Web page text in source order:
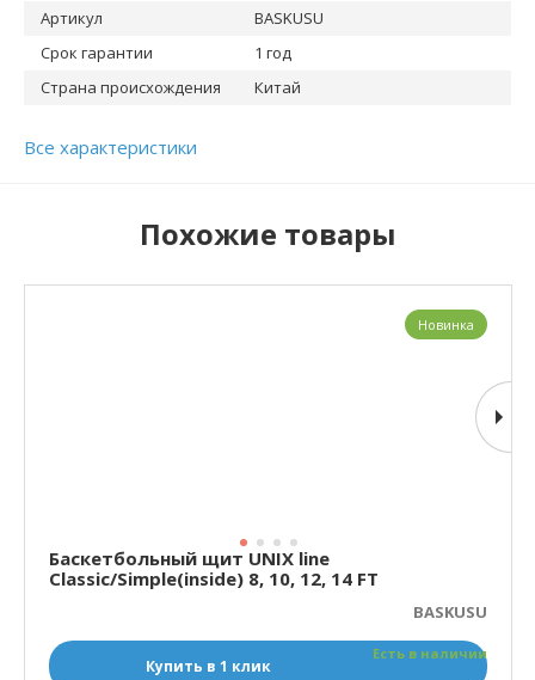
Артикул
BASKUSU
Срок гарантии
1 год
Страна происхождения
Китай
Все характеристики
Похожие товары
Баскетбольный щит UNIX line
Classic/Simple(inside) 8, 10, 12, 14 FT
BASKUSU
Есть в наличии
Купить в 1 клик
Новинка